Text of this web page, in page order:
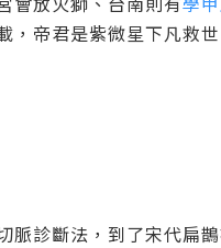
，帝君是紫微星下凡救
脈診斷法，到了宋代扁